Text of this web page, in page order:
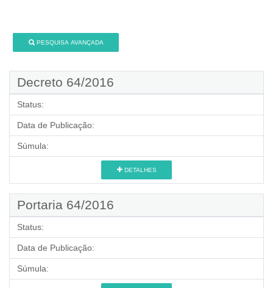
PESQUISA AVANÇADA
Decreto 64/2016
Status:
Data de Publicação:
Súmula:
DETALHES
Portaria 64/2016
Status:
Data de Publicação:
Súmula: